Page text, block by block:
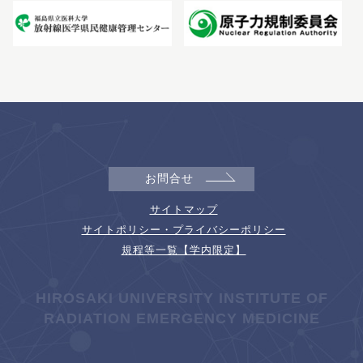
お問合せ
サイトマップ
サイトポリシー・プライバシーポリシー
規程等一覧【学内限定】
HIROSAKI UNIVERSITY INSTITUTE OF
RADIATION EMERGENCY MEDICINE